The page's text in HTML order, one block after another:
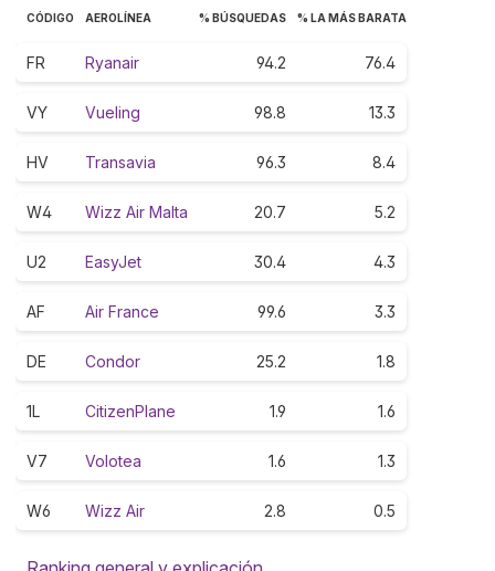
CÓDIGO AEROLÍNEA % BÚSQUEDAS % LA MÁS BARATA
FR Ryanair 94.2 76.4
VY Vueling 98.8 13.3
HV Transavia 96.3 8.4
W4 Wizz Air Malta 20.7 5.2
U2 EasyJet 30.4 4.3
AF Air France 99.6 3.3
DE Condor 25.2 1.8
1L CitizenPlane 1.9 1.6
V7 Volotea 1.6 1.3
W6 Wizz Air 2.8 0.5